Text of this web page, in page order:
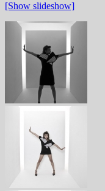
[Show slideshow]